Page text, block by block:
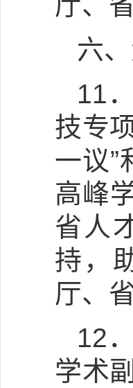
六
11
技专
一议”
高峰
省人
持，
厅、
12
学术